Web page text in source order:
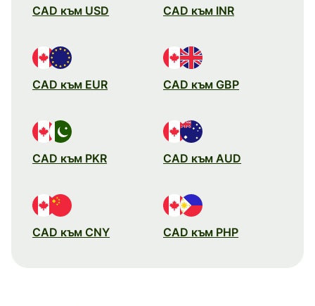
CAD към USD CAD към INR
CAD към EUR CAD към GBP
CAD към PKR CAD към AUD
CAD към CNY CAD към PHP